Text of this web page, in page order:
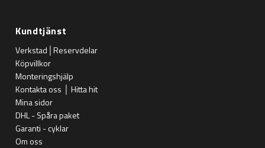
Kundtjänst
Verkstad│Reservdelar
Köpvillkor
Monteringshjälp
Kontakta oss │ Hitta hit
Mina sidor
DHL - Spåra paket
Garanti - cyklar
Om oss